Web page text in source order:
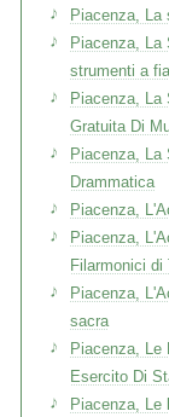
Piacenza, La
Piacenza, La
strumenti a
Piacenza, La
Gratuita Di
Piacenza, La
Drammatica
Piacenza,
Piacenza,
Filarmonici di
Piacenza,
sacra
Piacenza, Le
Esercito Di
Piacenza, Le